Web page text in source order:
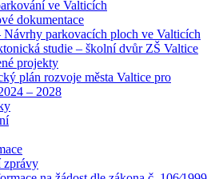
ve Valticích
dokumentace
Návrhy parkovacích ploch ve Valticích
studie – školní dvůr ZŠ Valtice
projekty
plán rozvoje města Valtice pro
– 2028
zprávy